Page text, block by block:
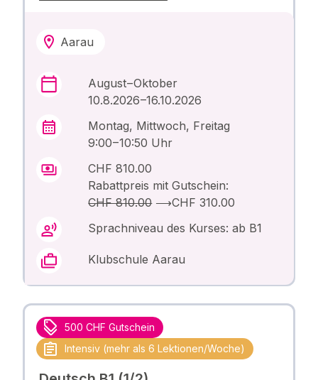
Aarau
August – Oktober
10.8.2026 –16.10.2026
Montag, Mittwoch, Freitag
9:00 – 10:50 Uhr
CHF 810.00
Rabattpreis mit Gutschein:
CHF 810.00⟶CHF 310.00
Sprachniveau des Kurses: ab B1
Klubschule Aarau
500 CHF Gutschein
Intensiv (mehr als 6 Lektionen/Woche)